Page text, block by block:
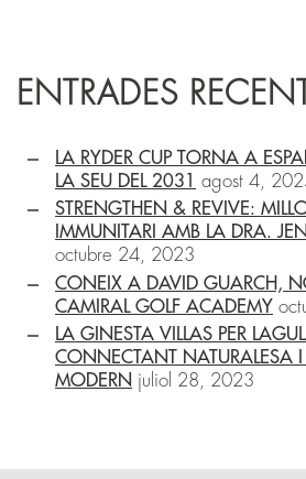
ENTRADES
LA RYDER CUP TORNA A
LA SEU DEL 2031
agost 4,
STRENGTHEN & REVIVE:
IMMUNITARI AMB LA DRA.
octubre 24, 2023
CONEIX A DAVID GUARCH,
CAMIRAL GOLF ACADEMY
LA GINESTA VILLAS PER
CONNECTANT NATURALESA I
MODERN juliol 28, 2023